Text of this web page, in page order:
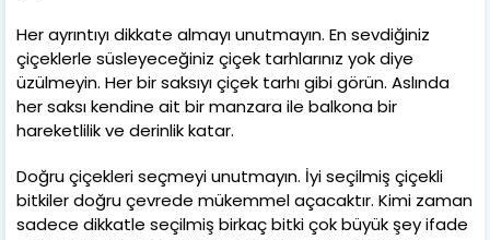
Her ayrıntıyı dikkate almayı unutmayın. En sevdiğiniz
çiçeklerle süsleyeceğiniz çiçek tarhlarınız yok diye
üzülmeyin. Her bir saksıyı çiçek tarhı gibi görün. Aslında
her saksı kendine ait bir manzara ile balkona bir
hareketlilik ve derinlik katar.
Doğru çiçekleri seçmeyi unutmayın. İyi seçilmiş çiçekli
bitkiler doğru çevrede mükemmel açacaktır. Kimi zaman
sadece dikkatle seçilmiş birkaç bitki çok büyük şey ifade